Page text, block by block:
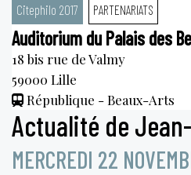
Citephilo 2017 PARTENARIATS
Auditorium du Palais des
18 bis rue de Valmy
59000 Lille
République - Beaux-Arts
Actualité de
MERCREDI 22